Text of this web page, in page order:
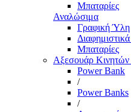
Μπαταρίες
Αναλώσιμα
Γραφική Ύλη
Μπαταρίες
Αξεσουάρ Κινητών
Power Bank
/
Power Banks
/